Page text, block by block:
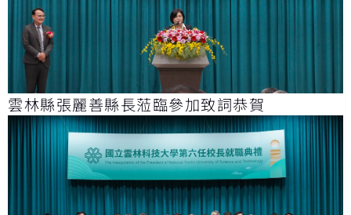
雲林縣張麗善縣長蒞臨參加致詞恭賀